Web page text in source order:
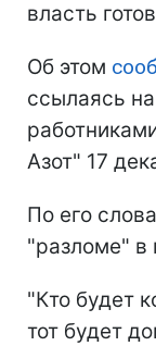
власть
Об этом
ссылаясь
Азот" 17
По его
"разломе" в
"Кто будет
тот будет